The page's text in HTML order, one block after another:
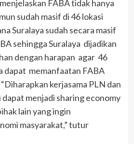
FABA tidak hanya
sudah masif di 46 lokasi
Suralaya sudah secara masif
sehingga Suralaya dijadikan
dengan harapan agar 46
dapat memanfaatan FABA
kerjasama PLN dan
dapat menjadi sharing economy
lain yang ingin
masyarakat,” tutur